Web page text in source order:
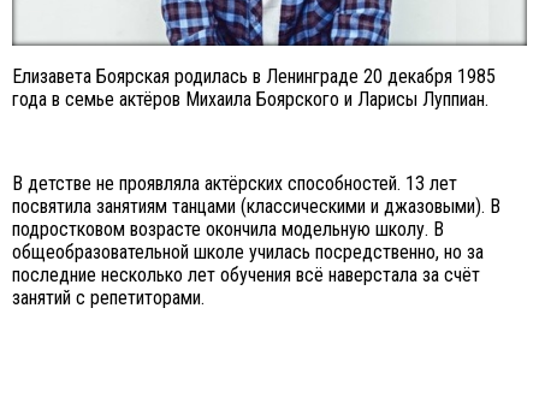
Елизавета Боярская родилась в Ленинграде 20 декабря 1985
года в семье актёров Михаила Боярского и Ларисы Луппиан.
В детстве не проявляла актёрских способностей. 13 лет
посвятила занятиям танцами (классическими и джазовыми). В
подростковом возрасте окончила модельную школу. В
общеобразовательной школе училась посредственно, но за
последние несколько лет обучения всё наверстала за счёт
занятий с репетиторами.